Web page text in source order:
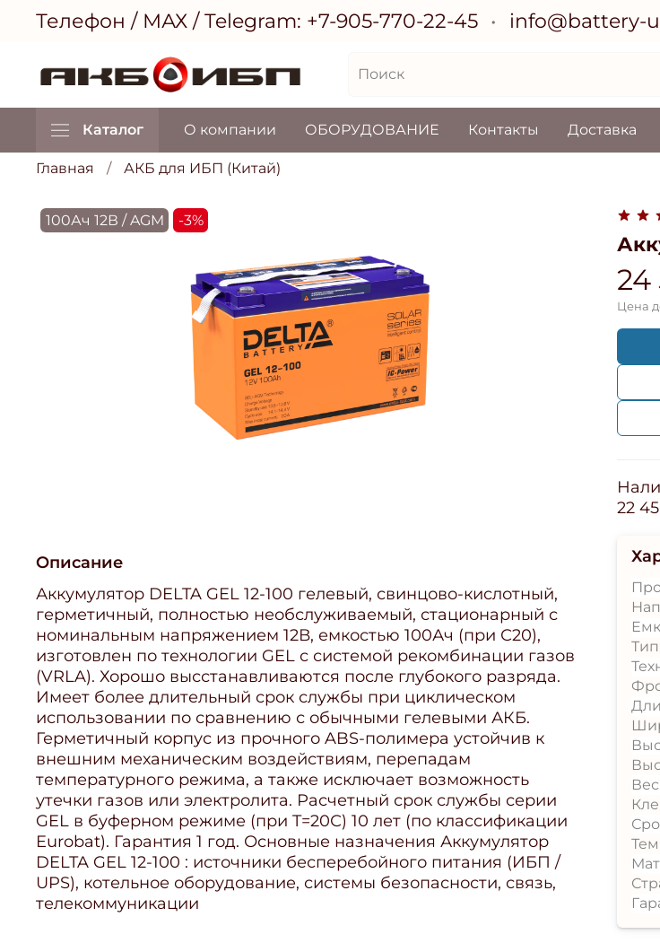
Телефон / МАХ / Telegram: +7-905-770-22-45 info@battery-
Каталог О компании ОБОРУДОВАНИЕ Контакты Доставка
Главная АКБ для ИБП (Китай)
Описание
Аккумулятор DELTA GEL 12-100 гелевый, свинцово-кислотный,
герметичный, полностью необслуживаемый, стационарный с
номинальным напряжением 12В, емкостью 100Ач (при С20),
изготовлен по технологии GEL с системой рекомбинации газов
(VRLA). Хорошо высстанавливаются после глубокого разряда.
Имеет более длительный срок службы при циклическом
использовании по сравнению с обычными гелевыми АКБ.
Герметичный корпус из прочного ABS-полимера устойчив к
внешним механическим воздействиям, перепадам
температурного режима, а также исключает возможность
утечки газов или электролита. Расчетный срок службы серии
GEL в буферном режиме (при T=20С) 10 лет (по классификации
Eurobat). Гарантия 1 год. Основные назначения Аккумулятор
DELTA GEL 12-100 : источники бесперебойного питания (ИБП /
UPS), котельное оборудование, системы безопасности, связь,
телекоммуникации
100Ач 12В / AGM -3%
24
Цена
22 45